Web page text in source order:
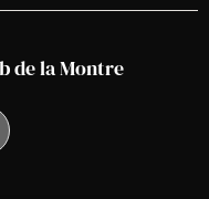
de la Montre